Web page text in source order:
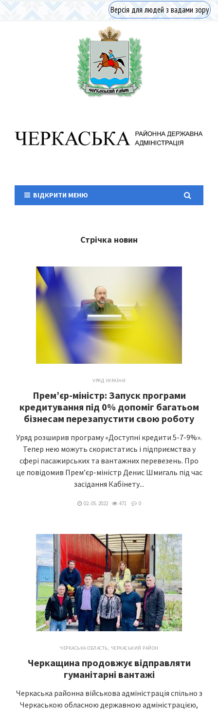
Версія для людей з вадами зору
ВІДКРИТИ МЕНЮ
Стрічка новин
УРЯД УКРАЇНИ
Прем’єр-міністр: Запуск програми
кредитування під 0% допоміг багатьом
бізнесам перезапустити свою роботу
Уряд розширив програму «Доступні кредити 5-7-9%».
Тепер нею можуть скористатись і підприємства у
сфері пасажирських та вантажних перевезень. Про
це повідомив Прем’єр-міністр Денис Шмигаль під час
засідання Кабінету...
02. 05. 2022 471 0
ЧЕРКАСЬКА ОБЛАСТЬ, ЧЕРКАСЬКИЙ РАЙОН
Черкащина продовжує відправляти
гуманітарні вантажі
Черкаська районна військова адміністрація спільно з
Черкаською обласною державною адміністрацією,